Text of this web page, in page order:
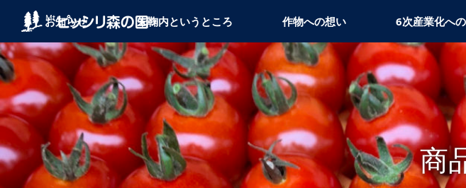
お知らせ 朱鞠内というところ 作物への想い 6次産業化へ
商